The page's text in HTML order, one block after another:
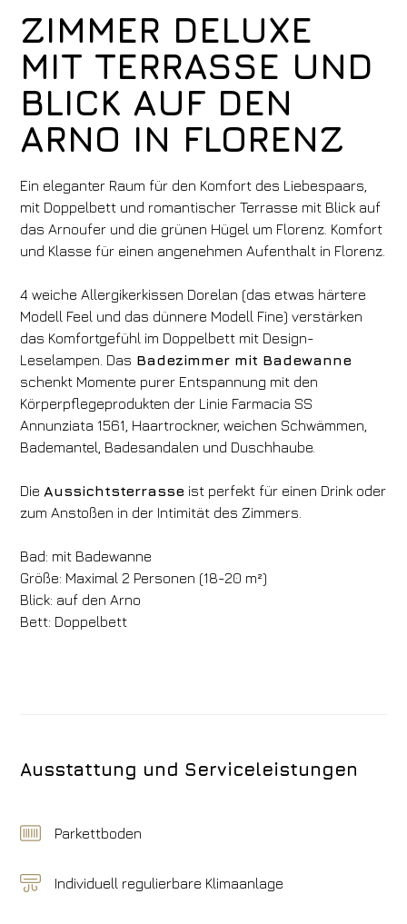
ZIMMER DELUXE
MIT TERRASSE UND
BLICK AUF DEN
ARNO IN FLORENZ
Ein eleganter Raum für den Komfort des Liebespaars,
mit Doppelbett und romantischer Terrasse mit Blick auf
das Arnoufer und die grünen Hügel um Florenz. Komfort
und Klasse für einen angenehmen Aufenthalt in Florenz.
4 weiche Allergikerkissen Dorelan (das etwas härtere
Modell Feel und das dünnere Modell Fine) verstärken
das Komfortgefühl im Doppelbett mit Design-
Leselampen. Das Badezimmer mit Badewanne
schenkt Momente purer Entspannung mit den
Körperpflegeprodukten der Linie Farmacia SS
Annunziata 1561, Haartrockner, weichen Schwämmen,
Bademantel, Badesandalen und Duschhaube.
Die Aussichtsterrasse ist perfekt für einen Drink oder
zum Anstoßen in der Intimität des Zimmers.
Bad: mit Badewanne
Größe: Maximal 2 Personen (18-20 m²)
Blick: auf den Arno
Bett: Doppelbett
Ausstattung und Serviceleistungen
Parkettboden
Individuell regulierbare Klimaanlage